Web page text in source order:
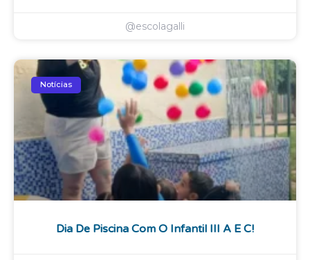
@escolagalli
Notícias
Dia De Piscina Com O Infantil III A E C!